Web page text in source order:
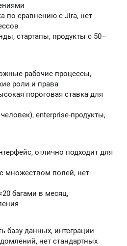
по сравнению с Jira, нет
стартапы, продукты с 50–
рабочие процессы,
роли и права
пороговая ставка для
enterprise-продукты,
отлично подходит для
множеством полей, нет
багами в месяц,
базу данных, интеграции
нет стандартных